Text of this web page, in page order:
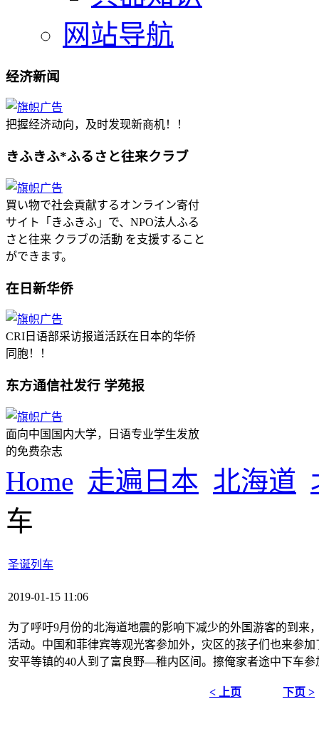
网站导航
经济新闻
把握经济动向，及时发现新商机！！
きふきふ*ふるさと往来クラブ
買い物で社会貢献するオンライン寄付
サイト「きふきふ」で、NPO法人ふる
さと往来 クラブの活動 を支援すること
ができます。
在日新华侨
CRI日语部采访报道活跃在日本的华侨
同胞！！
东方通信社发行 学苑报
面向中国国内大学，日语专业学生发放
的免费杂志
Home 走遍日本 北海道
车
圣诞列车
2019-01-15 11:06
为了呼吁9月份的北海道地震的影响下减少的外国游客的到来
活动。中国和菲律宾等观光客参加外，灾区的孩子们也来参
安平等镇的40人到了富良野―稚内区间。擦俺家者途中下车
< 上页 下页 >